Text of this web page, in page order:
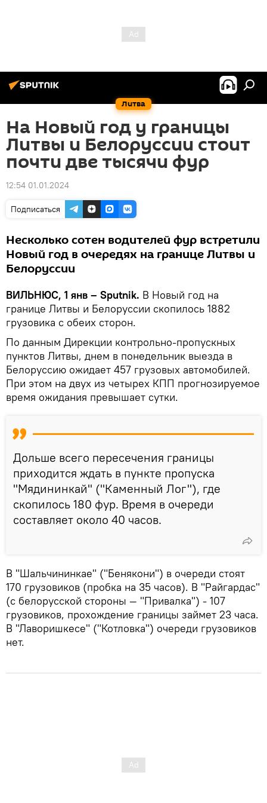
Литва
На Новый год у границы
Литвы и Белоруссии стоит
почти две тысячи фур
12:54 01.01.2024
Подписаться
Несколько сотен водителей фур встретили
Новый год в очередях на границе Литвы и
Белоруссии
ВИЛЬНЮС, 1 янв – Sputnik. В Новый год на
границе Литвы и Белоруссии скопилось 1882
грузовика с обеих сторон.
По данным Дирекции контрольно-пропускных
пунктов Литвы, днем в понедельник выезда в
Белоруссию ожидает 457 грузовых автомобилей.
При этом на двух из четырех КПП прогнозируемое
время ожидания превышает сутки.
Дольше всего пересечения границы
приходится ждать в пункте пропуска
"Мядининкай" ("Каменный Лог"), где
скопилось 180 фур. Время в очереди
составляет около 40 часов.
В "Шальчининкае" ("Бенякони") в очереди стоят
170 грузовиков (пробка на 35 часов). В "Райгардас"
(с белорусской стороны — "Привалка") - 107
грузовиков, прохождение границы займет 23 часа.
В "Лаворишкесе" ("Котловка") очереди грузовиков
нет.